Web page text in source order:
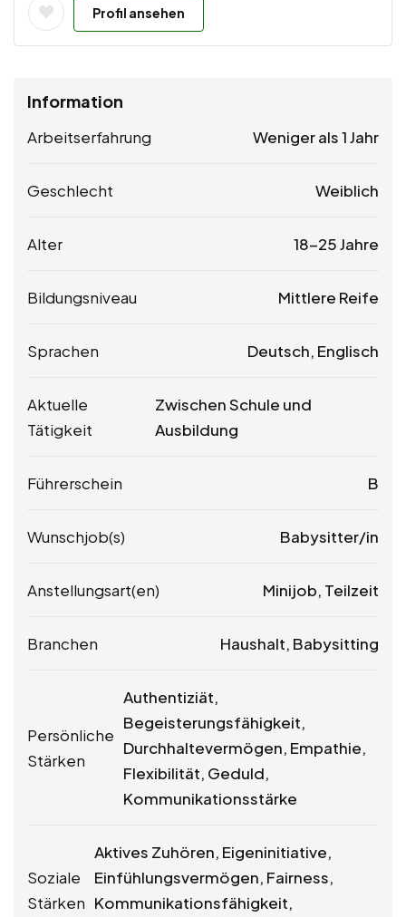
Profil ansehen
Information
Arbeitserfahrung Weniger als 1 Jahr
Geschlecht Weiblich
Alter 18-25 Jahre
Bildungsniveau Mittlere Reife
Sprachen Deutsch, Englisch
Aktuelle
Tätigkeit
Zwischen Schule und
Ausbildung
Führerschein B
Wunschjob(s) Babysitter/in
Anstellungsart(en) Minijob, Teilzeit
Branchen Haushalt, Babysitting
Persönliche
Stärken
Authentiziät,
Begeisterungsfähigkeit,
Durchhaltevermögen, Empathie,
Flexibilität, Geduld,
Kommunikationsstärke
Soziale
Stärken
Aktives Zuhören, Eigeninitiative,
Einfühlungsvermögen, Fairness,
Kommunikationsfähigkeit,